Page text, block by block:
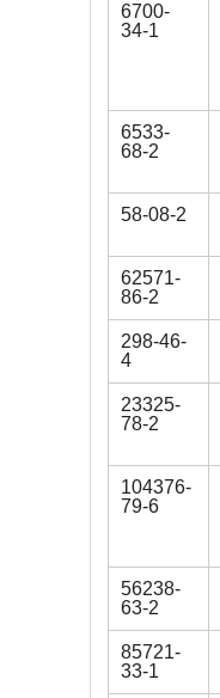
6700-
34-1
6533-
68-2
58-08-2
62571-
86-2
298-46-
4
23325-
78-2
104376-
79-6
56238-
63-2
85721-
33-1